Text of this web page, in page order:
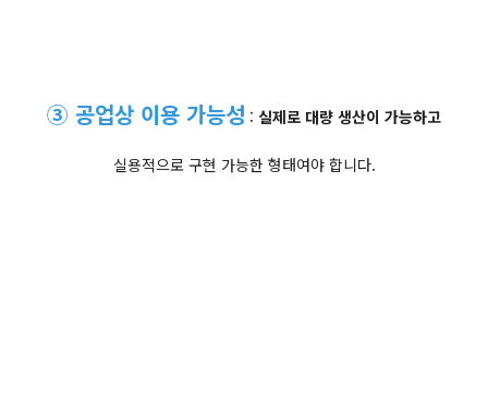
③ 공업상 이용 가능성 : 실제로 대량 생산이 가능하고
실용적으로 구현 가능한 형태여야 합니다.